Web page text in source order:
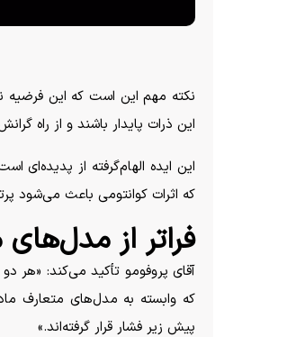
نکته مهم این است که این فرضیه
این ذرات پایدار باشند و از راه
این ایده الهام‌گرفته از پدیده‌ای
که اثرات کوانتومی باعث می‌شود
فراتر از
آقای پروفومو تأکید می‌کند: «هر
که وابسته به مدل‌های متعارف
پیش زیر فشار قرار گرفته‌اند.»